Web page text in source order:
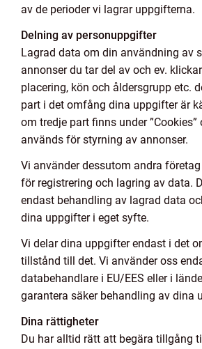
av de perioder vi lagrar uppgifterna.
Delning av personuppgifter
Lagrad data om din användning av
annonser du tar del av och ev.
placering, kön och åldersgrupp etc.
part i det omfång dina uppgifter är
om tredje part finns under
används för styrning av annonser.
Vi använder dessutom andra
för registrering och lagring av data.
endast behandling av lagrad data
dina uppgifter i eget syfte.
Vi delar dina uppgifter endast i det
tillstånd till det. Vi använder oss
databehandlare i EU/EES eller i
garantera säker behandling av dina
Dina rättigheter
Du har alltid rätt att begära tillgång